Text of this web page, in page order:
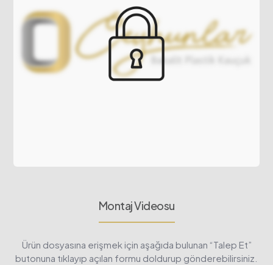
Montaj Videosu
Ürün dosyasına erişmek için aşağıda bulunan “Talep Et”
butonuna tıklayıp açılan formu doldurup gönderebilirsiniz.